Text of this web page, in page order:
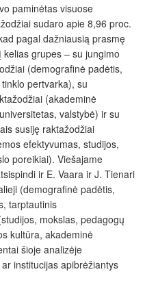
paminėtas visuose
sudaro apie 8,96 proc.
pagal dažniausią prasmę
grupes – su jungimo
(demografinė padėtis,
pertvarka), su
(akademinė
valstybė) ir su
susiję raktažodžiai
efektyvumas, studijos,
poreikiai). Viešajame
ir E. Vaara ir J. Tienari
(demografinė padėtis,
tarptautinis
mokslas, pedagogų
kultūra, akademinė
šioje analizėje
institucijas apibrėžiantys